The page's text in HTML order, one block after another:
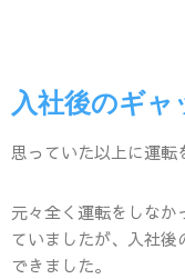
入社後のギャ
思っていた以上に運転
元々全く運転をしなか
ていましたが、入社
できました。